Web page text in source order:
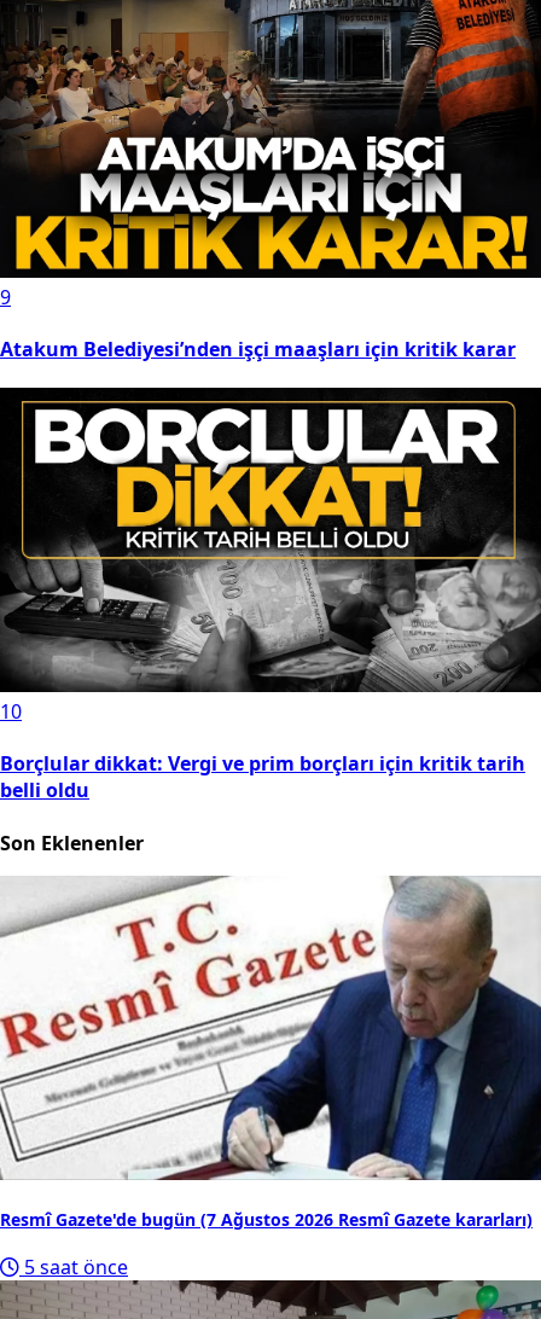
9
Atakum Belediyesi’nden işçi maaşları için kritik karar
10
Borçlular dikkat: Vergi ve prim borçları için kritik tarih
belli oldu
Son Eklenenler
Resmî Gazete'de bugün (7 Ağustos 2026 Resmî Gazete kararları)
5 saat önce